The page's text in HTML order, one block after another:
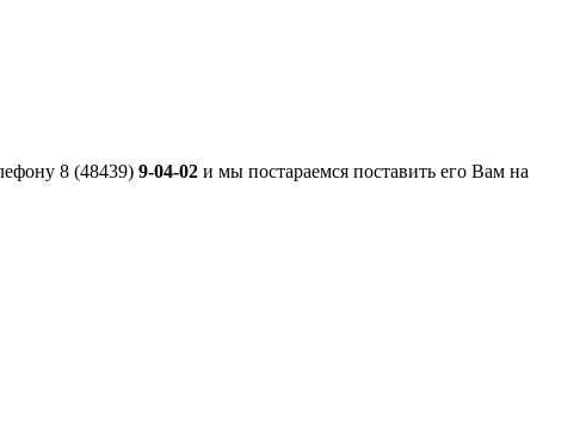
8 (48439) 9-04-02 и мы постараемся поставить его Вам на